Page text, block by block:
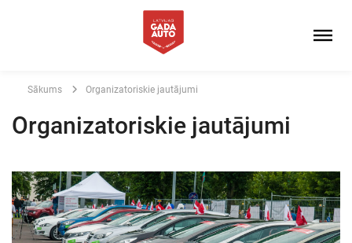
Sākums Organizatoriskie jautājumi
Organizatoriskie jautājumi